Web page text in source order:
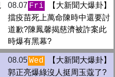
08.07 Fri
【大新聞大爆卦】
擋疫苗死上萬命陳時中還要討
道歉?陳鳳馨揭慈濟被詐案此
時爆有黑幕?
08.05Wed
【大新聞大爆卦】
郭正亮爆綠沒人挺周玉蔻了?